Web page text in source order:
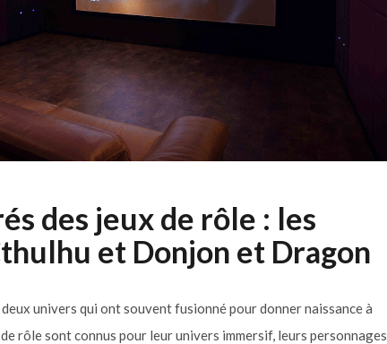
des jeux de rôle : les
et Donjon et Dragon
univers qui ont souvent fusionné pour donner naissance à
rôle sont connus pour leur univers immersif, leurs personnages